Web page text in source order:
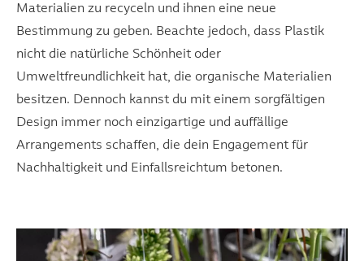
Materialien zu recyceln und ihnen eine neue
Bestimmung zu geben. Beachte jedoch, dass Plastik
nicht die natürliche Schönheit oder
Umweltfreundlichkeit hat, die organische Materialien
besitzen. Dennoch kannst du mit einem sorgfältigen
Design immer noch einzigartige und auffällige
Arrangements schaffen, die dein Engagement für
Nachhaltigkeit und Einfallsreichtum betonen.